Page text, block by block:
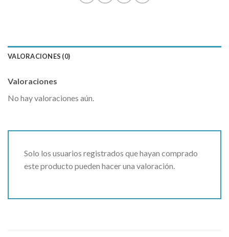
VALORACIONES (0)
Valoraciones
No hay valoraciones aún.
Solo los usuarios registrados que hayan comprado
este producto pueden hacer una valoración.